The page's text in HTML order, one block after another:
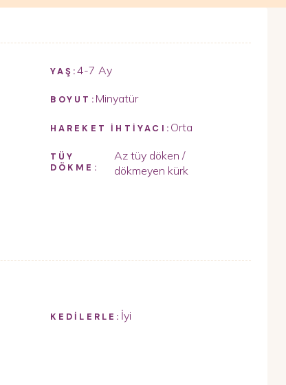
YAŞ:4-7 Ay
BOYUT: Minyatür
HAREKET İHTİYACI: Orta
TÜY
DÖKME:
Az tüy döken /
dökmeyen kürk
KEDİLERLE: İyi